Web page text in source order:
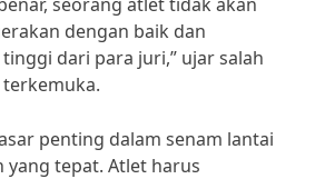
dengan baik dan
dari para juri,” ujar salah
penting dalam senam lantai
yang tepat. Atlet harus